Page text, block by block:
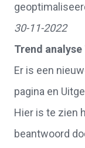
30-11-2022
Trend
Er is een
pagina en
Hier is te zien
beantwoord